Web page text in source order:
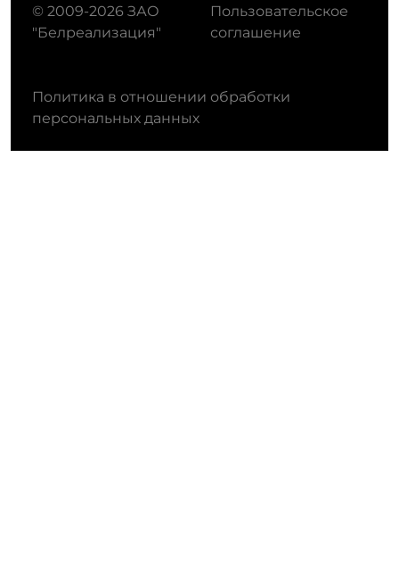
© 2009-2026 ЗАО
"Белреализация"
Пользовательское
соглашение
Политика в отношении обработки
персональных данных